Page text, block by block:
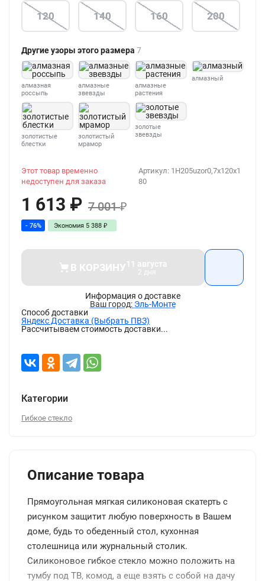
120 140 160 200
Другие узоры этого размера 7
алмазная
россыпь
алмазные
звевзды
алмазные
растения
алмазный
золотистые
блестки
золотистый
мрамор
золотые
звевзды
Артикул: 1H205uzor0,7x120x1
80
Этот товар временно
недоступен для заказа
1 613 ₽ 7 001₽
- 76% Экономия 5 388 ₽
В КОРЗИНУ11 августа
Информация о доставке
Эль-Монте
Способ доставки
Яндекс Доставка (Выбрать ПВЗ)
Рассчитываем стоимость доставки...
Категории
Гибкое стекло
Описание товара
Прямоугольная мягкая силиконовая скатерть с
рисунком защитит любую поверхность в Вашем
доме, будь то обеденный стол, кухонная
столешница или журнальный столик.
Силиконовое гибкое стекло можно положить на
тумбу под ТВ, комод, а еще взять с собой на дачу